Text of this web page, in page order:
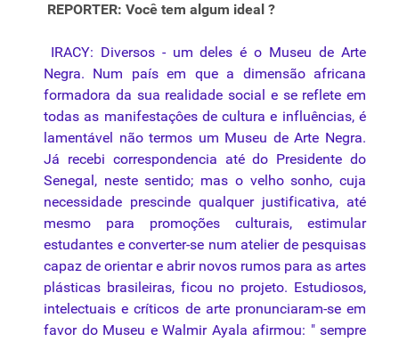
REPORTER: Você tem algum ideal ?
IRACY: Diversos - um deles é o Museu de Arte
Negra. Num país em que a dimensão africana
formadora da sua realidade social e se reflete em
todas as manifestaçôes de cultura e influências, é
lamentável não termos um Museu de Arte Negra.
Já recebi correspondencia até do Presidente do
Senegal, neste sentido; mas o velho sonho, cuja
necessidade prescinde qualquer justificativa, até
mesmo para promoções culturais, estimular
estudantes e converter-se num atelier de pesquisas
capaz de orientar e abrir novos rumos para as artes
plásticas brasileiras, ficou no projeto. Estudiosos,
intelectuais e críticos de arte pronunciaram-se em
favor do Museu e Walmir Ayala afirmou: " sempre